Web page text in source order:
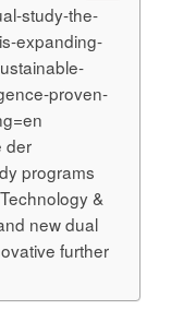
study-the-
expanding-
proven-
der
programs
&
new dual
further